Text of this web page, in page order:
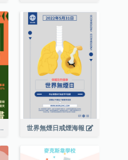
術工作坊海報 世界無煙日戒煙海報